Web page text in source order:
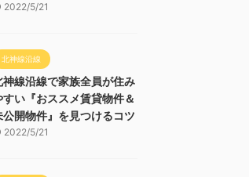
2022/5/21
北神線沿線
神線沿線で家族全員が住み
すい『おススメ賃貸物件＆
公開物件』を見つけるコツ
2022/5/21